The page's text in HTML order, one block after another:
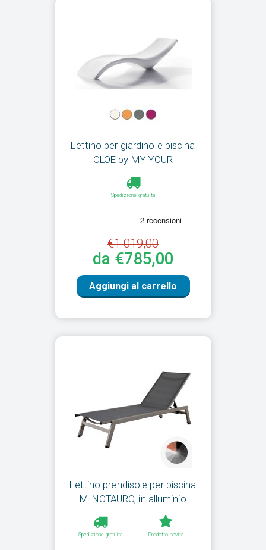
Lettino per giardino e piscina
CLOE by MY YOUR
Spedizione gratuita
€1.019,00
da €785,00
Aggiungi al carrello
Lettino prendisole per piscina
MINOTAURO, in alluminio
Spedizione gratuita Prodotto novità